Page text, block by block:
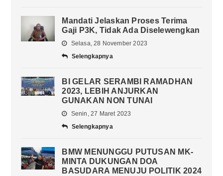
Mandati Jelaskan Proses Terima
Gaji P3K, Tidak Ada Diselewengkan
Selasa, 28 November 2023
Selengkapnya
BI GELAR SERAMBI RAMADHAN
2023, LEBIH ANJURKAN
GUNAKAN NON TUNAI
Senin, 27 Maret 2023
Selengkapnya
BMW MENUNGGU PUTUSAN MK-
MINTA DUKUNGAN DOA
BASUDARA MENUJU POLITIK 2024